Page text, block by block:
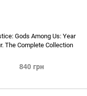
Gods Among Us: Year
The Complete Collection
840 грн